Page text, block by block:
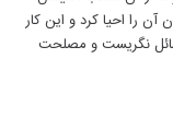
آن را احیا کرد و این کار
مسائل نگریست و مصلحت